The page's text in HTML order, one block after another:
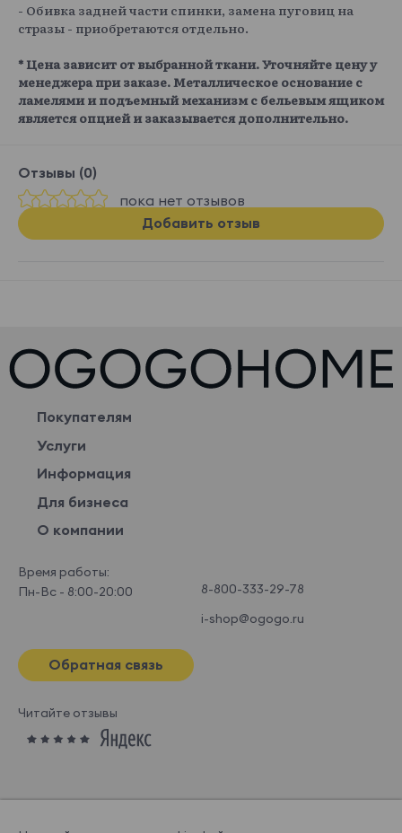
- Обивка задней части спинки, замена пуговиц на
стразы - приобретаются отдельно.
* Цена зависит от выбранной ткани. Уточняйте цену у
менеджера при заказе. Металлическое основание с
ламелями и подъемный механизм с бельевым ящиком
является опцией и заказывается дополнительно.
Отзывы (0)
пока нет отзывов
Добавить отзыв
Покупателям
Услуги
Информация
Для бизнеса
О компании
Время работы:
Пн-Вс - 8:00-20:00
8-800-333-29-78
i-shop@ogogo.ru
Обратная связь
Читайте отзывы